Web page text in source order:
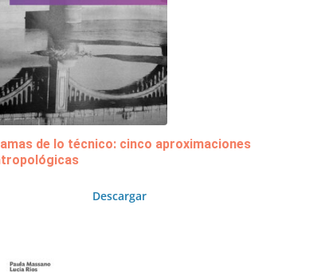
de lo técnico: cinco aproximaciones
Descargar